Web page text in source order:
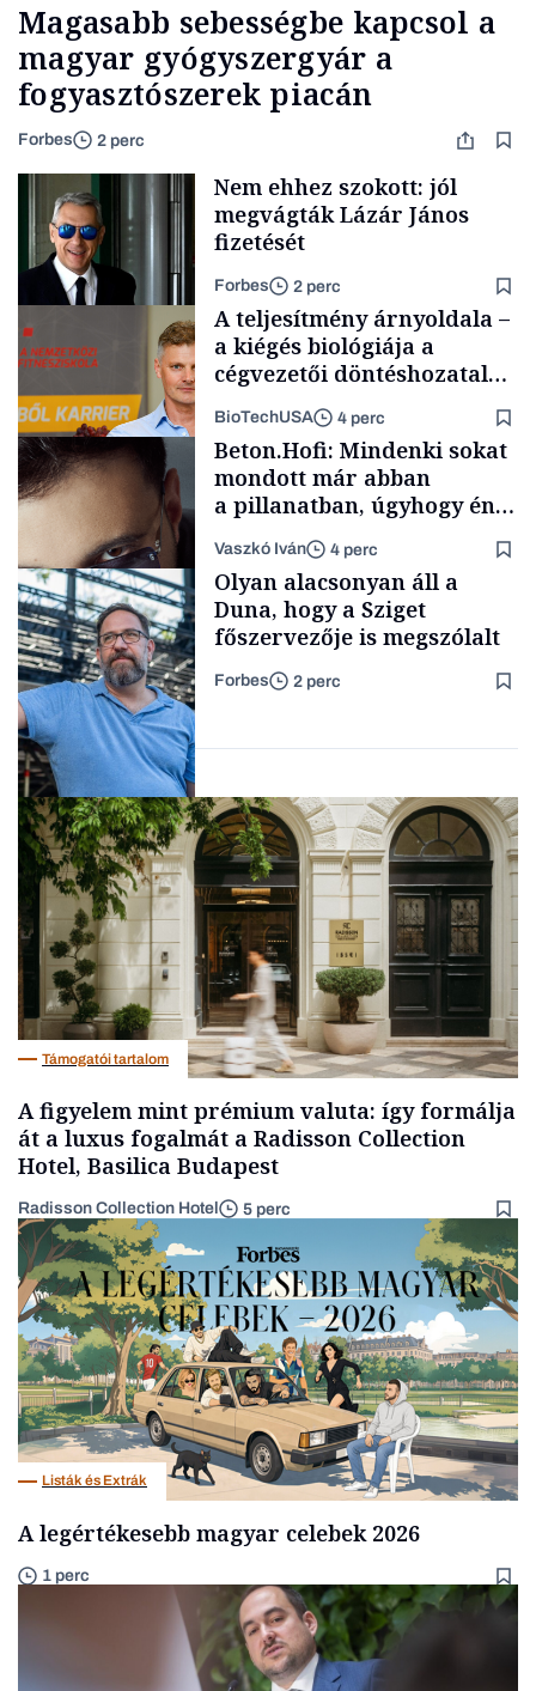
Magasabb sebességbe kapcsol a
magyar gyógyszergyár a
fogyasztószerek piacán
Forbes 2 perc
Politika
Nem ehhez szokott: jól
megvágták Lázár János
fizetését
Forbes 2 perc
Content Lab HUB
A teljesítmény árnyoldala –
a kiégés biológiája a
cégvezetői döntéshozatal
BioTechUSA 4 perc
Forbes-sztori
Beton.Hofi: Mindenki sokat
mondott már abban
a pillanatban, úgyhogy én
a legsarkosabb
gondolataimat akartam
kimondani
Vaszkó Iván 4 perc
Társadalom
Olyan alacsonyan áll a
Duna, hogy a Sziget
főszervezője is megszólalt
Forbes 2 perc
Támogatói tartalom
A figyelem mint prémium valuta: így formálja
át a luxus fogalmát a Radisson Collection
Hotel, Basilica Budapest
Radisson Collection Hotel 5 perc
Listák és Extrák
A legértékesebb magyar celebek 2026
1 perc